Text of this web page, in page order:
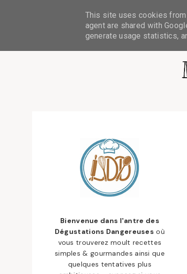
CARNETS DE RECETTES AU-
Bienvenue dans l'antre des
Dégustations Dangereuses où
vous trouverez moult recettes
simples & gourmandes ainsi que
quelques tentatives plus
This site uses cookies
agent are shared with
generate usage statistics,